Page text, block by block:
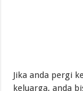
Jika anda pergi
keluarga, anda